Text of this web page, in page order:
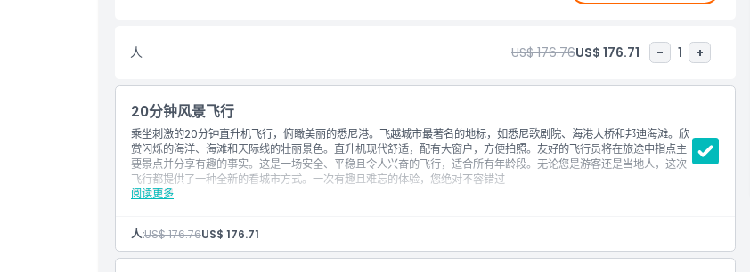
排除项
不适合
营业时间
需要了解的事项
人 US$ 176.76US$ 176.71 - 1 +
20分钟风景飞行
乘坐刺激的20分钟直升机飞行，俯瞰美丽的悉尼港。飞越城市最著名的地标，如悉尼歌剧院、海港大桥和邦迪海滩。欣
赏闪烁的海洋、海滩和天际线的壮丽景色。直升机现代舒适，配有大窗户，方便拍照。友好的飞行员将在旅途中指点主
要景点并分享有趣的事实。这是一场安全、平稳且令人兴奋的飞行，适合所有年龄段。无论您是游客还是当地人，这次
飞行都提供了一种全新的看城市方式。一次有趣且难忘的体验，您绝对不容错过
阅读更多
包含项目
往返环形码头的接送
20分钟飞行体验
自驾客人可享受现场免费停车
人:US$ 176.76US$ 176.71